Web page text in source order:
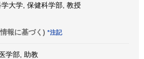
大学, 保健科学部, 教授
報に基づく) *注記
学部, 助教